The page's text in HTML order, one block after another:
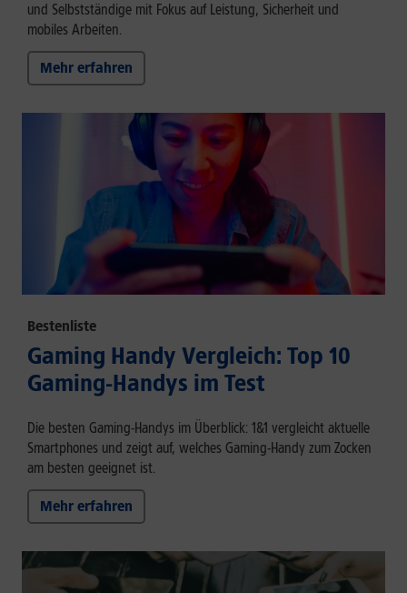
und Selbstständige mit Fokus auf Leistung, Sicherheit und
mobiles Arbeiten.
Mehr erfahren
Bestenliste
Gaming Handy Vergleich: Top 10
Gaming-Handys im Test
Die besten Gaming-Handys im Überblick: 1&1 vergleicht aktuelle
Smartphones und zeigt auf, welches Gaming-Handy zum Zocken
am besten geeignet ist.
Mehr erfahren